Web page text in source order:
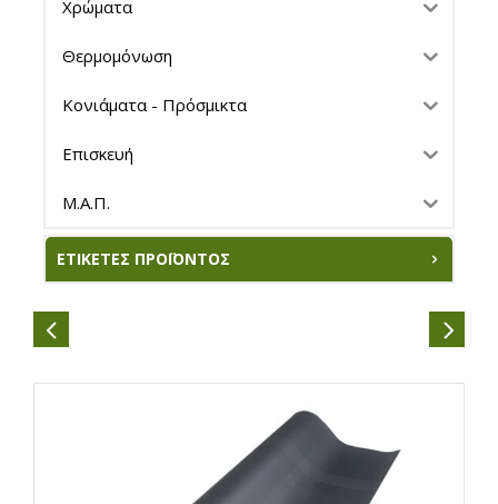
Χρώματα
Θερμομόνωση
Κονιάματα - Πρόσμικτα
Επισκευή
Μ.Α.Π.
ΕΤΙΚΈΤΕΣ ΠΡΟΪΌΝΤΟΣ